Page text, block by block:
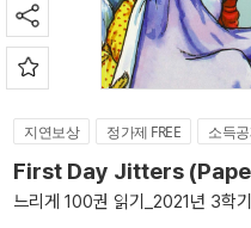
지연보상 정가제 FREE 소득
First Day Jitters
느리게 100권 읽기_2021년 3학